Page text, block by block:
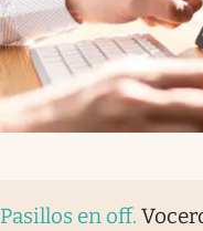
Pasillos en off.